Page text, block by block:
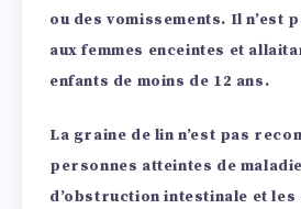
ou des vomissements. Il n’est
aux femmes enceintes et
enfants de moins de 12 ans.
La graine de lin n’est pas
personnes atteintes de
d’obstruction intestinale et les